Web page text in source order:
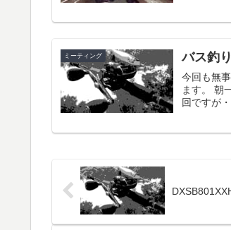
ミーティング バス釣
今回も無
ます。 朝
回ですが